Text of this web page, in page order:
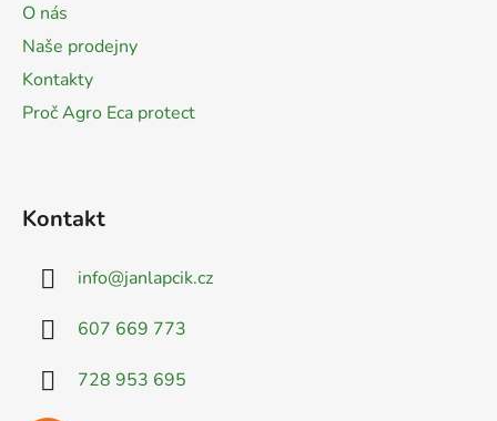
O nás
Naše prodejny
Kontakty
Proč Agro Eca protect
Kontakt
info@janlapcik.cz
607 669 773
728 953 695